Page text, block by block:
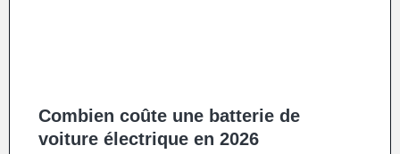
Combien coûte une batterie de
voiture électrique en 2026